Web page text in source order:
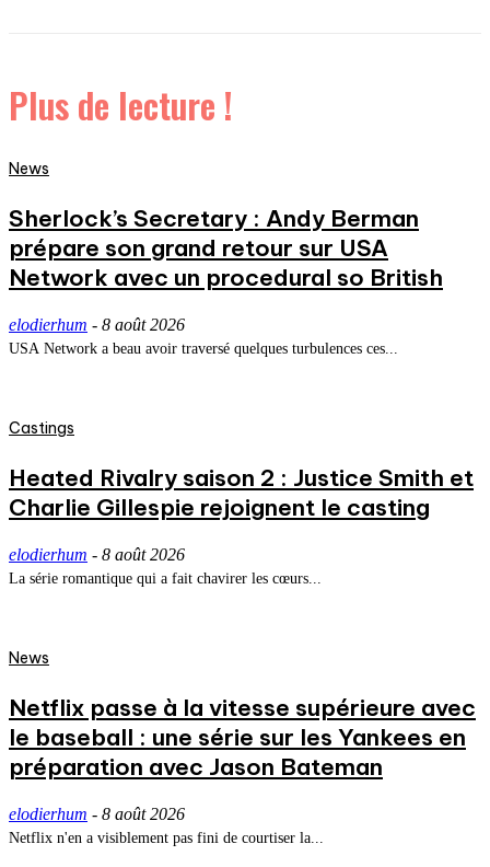
Plus de lecture !
News
Sherlock’s Secretary : Andy Berman
prépare son grand retour sur USA
Network avec un procedural so British
elodierhum - 8 août 2026
USA Network a beau avoir traversé quelques turbulences ces...
Castings
Heated Rivalry saison 2 : Justice Smith et
Charlie Gillespie rejoignent le casting
elodierhum - 8 août 2026
La série romantique qui a fait chavirer les cœurs...
News
Netflix passe à la vitesse supérieure avec
le baseball : une série sur les Yankees en
préparation avec Jason Bateman
elodierhum - 8 août 2026
Netflix n'en a visiblement pas fini de courtiser la...